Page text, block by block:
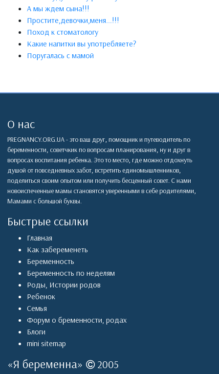
А мы ждем сына!!!
Простите,девочки,меня...!!!
Поход к стоматологу
Какие напитки вы употребляете?
Поругалась с мамой
О нас
PREGNANCY.ORG.UA - это ваш друг, помощник и путеводитель по
беременности, советчкик по вопросам планирования, ну и друг в
вопросах воспитания ребенка. Это то место, где можно отдохнуть
душой от повседневных забот, встретить единомышленников,
поделиться своим опытом или получить бесценный совет. С нами
новоиспеченные мамы становятся уверенными в себе родителями,
Мамами с большой буквы.
Быстрые ссылки
Главная
Как забеременеть
Беременность
Беременность по неделям
Роды, Истории родов
Ребенок
Семья
Форум о бременности, родах
Блоги
mini sitemap
«Я беременна» 2005